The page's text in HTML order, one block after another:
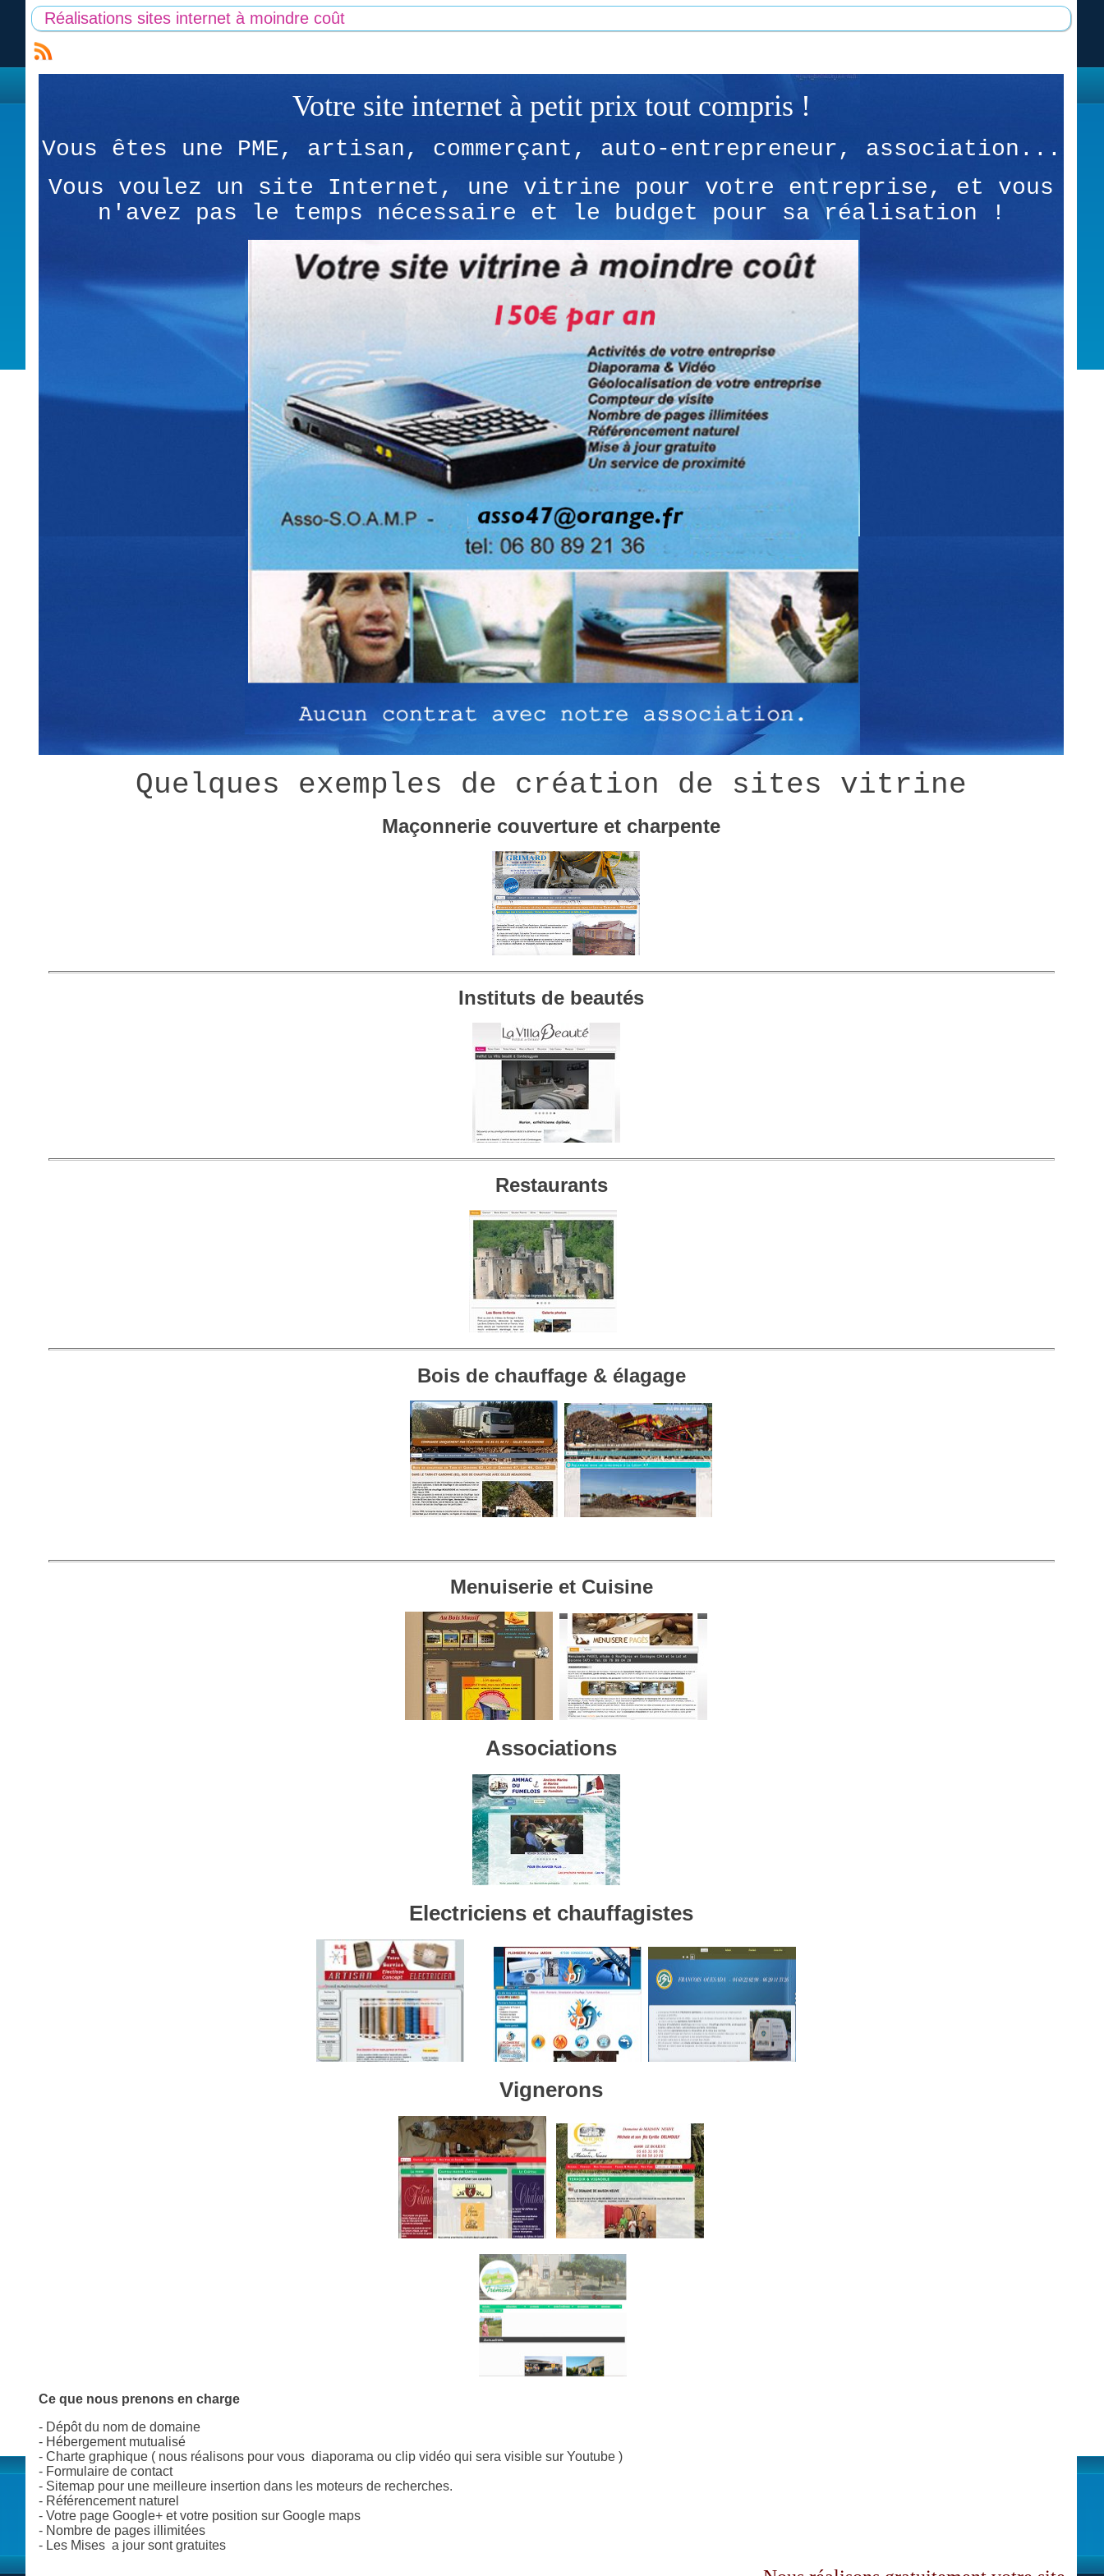
Réalisations sites internet à moindre coût
Votre site internet à petit prix tout compris !
Vous êtes une PME, artisan, commerçant, auto-entrepreneur, association...
Vous voulez un site Internet, une vitrine pour votre entreprise, et vous
n'avez pas le temps nécessaire et le budget pour sa réalisation !
Quelques exemples de création de sites vitrine
Maçonnerie couverture et charpente
Instituts de beautés
Restaurants
Bois de chauffage & élagage
Menuiserie et Cuisine
Associations
Electriciens et chauffagistes
Vignerons
Ce que nous prenons en charge
- Dépôt du nom de domaine
- Hébergement mutualisé
- Charte graphique ( nous réalisons pour vous diaporama ou clip vidéo qui sera visible sur Youtube )
- Formulaire de contact
- Sitemap pour une meilleure insertion dans les moteurs de recherches.
- Référencement naturel
- Votre page Google+ et votre position sur Google maps
- Nombre de pages illimitées
- Les Mises a jour sont gratuites